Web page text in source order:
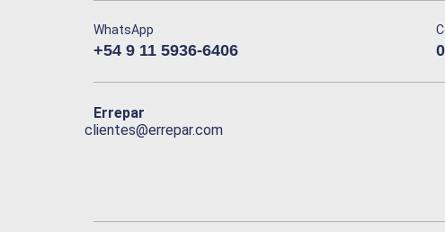
WhatsApp
+54 9 11 5936-6406
Errepar
clientes@errepar.com